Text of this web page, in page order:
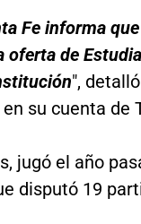
Fe informa
oferta de
",
su cuenta de
jugó el año
disputó 19